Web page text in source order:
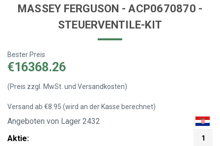
MASSEY FERGUSON - ACP0670870 -
STEUERVENTILE-KIT
Bester Preis
€16368.26
(Preis zzgl. MwSt. und Versandkosten)
Versand ab €8.95 (wird an der Kasse berechnet)
Angeboten von Lager 2432
Aktie:
1